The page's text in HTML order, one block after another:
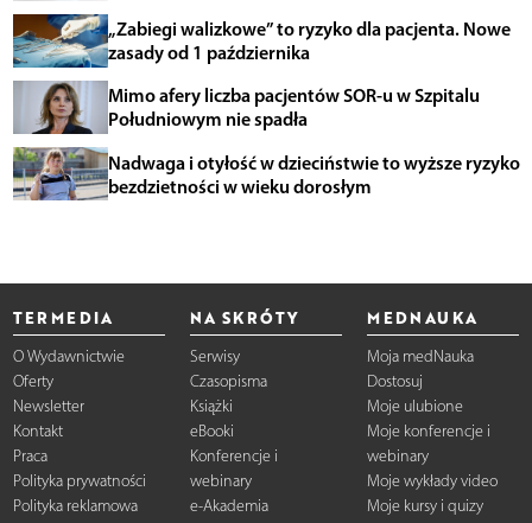
„Zabiegi walizkowe” to ryzyko dla pacjenta. Nowe
zasady od 1 października
Mimo afery liczba pacjentów SOR-u w Szpitalu
Południowym nie spadła
Nadwaga i otyłość w dzieciństwie to wyższe ryzyko
bezdzietności w wieku dorosłym
TERMEDIA
O Wydawnictwie
Oferty
Newsletter
Kontakt
Praca
Polityka prywatności
Polityka reklamowa
NA SKRÓTY
Serwisy
Czasopisma
Książki
eBooki
Konferencje i
webinary
e-Akademia
MEDNAUKA
Moja medNauka
Dostosuj
Moje ulubione
Moje konferencje i
webinary
Moje wykłady video
Moje kursy i quizy